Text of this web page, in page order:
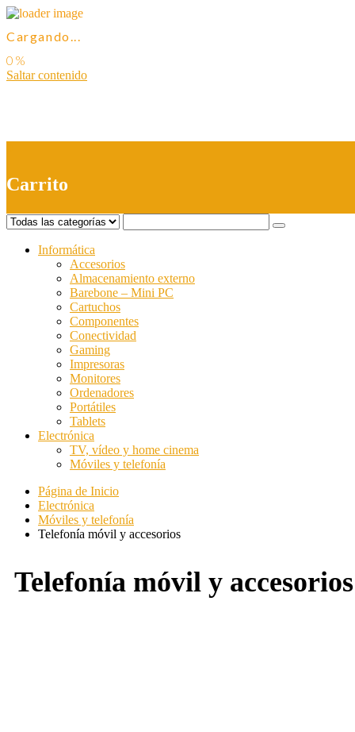
Cargando...
Saltar contenido
Carrito
Informática
Accesorios
Almacenamiento externo
Barebone – Mini PC
Cartuchos
Componentes
Conectividad
Gaming
Impresoras
Monitores
Ordenadores
Portátiles
Tablets
Electrónica
TV, vídeo y home cinema
Móviles y telefonía
Página de Inicio
Electrónica
Móviles y telefonía
Telefonía móvil y accesorios
Telefonía móvil y accesorios